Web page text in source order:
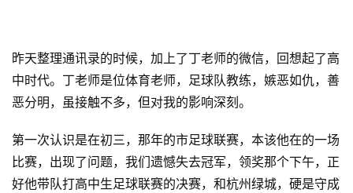
昨天整理通讯录的时候，加上了丁老师的微信，回想起了高
中时代。丁老师是位体育老师，足球队教练，嫉恶如仇，善
恶分明，虽接触不多，但对我的影响深刻。
第一次认识是在初三，那年的市足球联赛，本该他在的一场
比赛，出现了问题，我们遗憾失去冠军，领奖那个下午，正
好他带队打高中生足球联赛的决赛，和杭州绿城，硬是守成